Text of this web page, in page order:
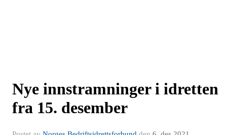
Nye innstramninger i idretten
fra 15. desember